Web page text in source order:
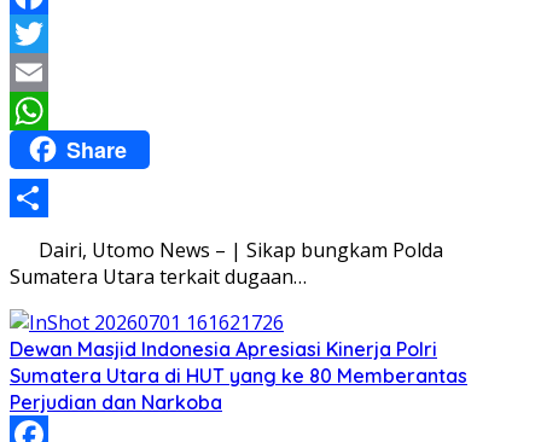
Facebook
Twitter
Email
WhatsApp
Share
Share
Dairi, Utomo News – | Sikap bungkam Polda
Sumatera Utara terkait dugaan…
Dewan Masjid Indonesia Apresiasi Kinerja Polri
Sumatera Utara di HUT yang ke 80 Memberantas
Perjudian dan Narkoba